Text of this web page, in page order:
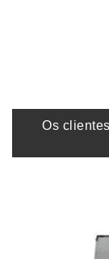
Os